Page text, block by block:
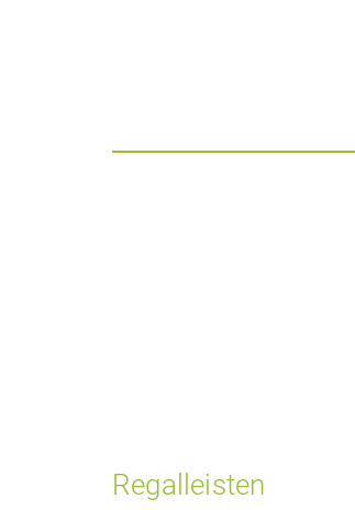
Regalleisten